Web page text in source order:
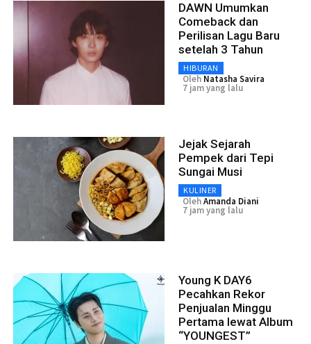
DAWN Umumkan
Comeback dan
Perilisan Lagu Baru
setelah 3 Tahun
HIBURAN
Oleh Natasha Savira
7 jam yang lalu
Jejak Sejarah
Pempek dari Tepi
Sungai Musi
KULINER
OlehAmanda Diani
7 jam yang lalu
Young K DAY6
Pecahkan Rekor
Penjualan Minggu
Pertama lewat Album
“YOUNGEST”